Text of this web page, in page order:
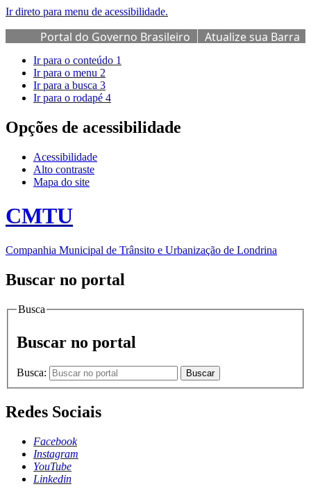
Ir direto para menu de acessibilidade.
Portal do Governo Brasileiro
Atualize sua Barra
de Governo
Ir para o conteúdo 1
Ir para o menu 2
Ir para a busca 3
Ir para o rodapé 4
Opções de acessibilidade
Acessibilidade
Alto contraste
Mapa do site
CMTU
Companhia Municipal de Trânsito e Urbanização de Londrina
Buscar no portal
Busca
Buscar no portal
Busca: Buscar
Redes Sociais
Facebook
Instagram
YouTube
Linkedin